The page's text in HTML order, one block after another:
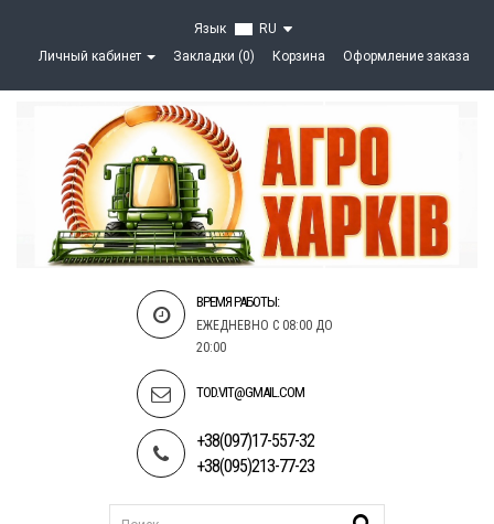
Язык
RU
Личный кабинет
Закладки (0) Корзина Оформление заказа
ВРЕМЯ РАБОТЫ:
ЕЖЕДНЕВНО С 08:00 ДО
20:00
TOD.VIT@GMAIL.COM
+38(097)17-557-32
+38(095)213-77-23